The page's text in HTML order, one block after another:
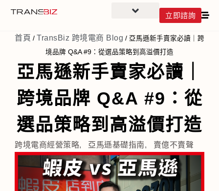
立即諮詢
首頁 / TransBiz 跨境電商 Blog / 亞馬遜新手賣家必讀｜跨
境品牌 Q&A #9：從選品策略到高溢價打造
亞馬遜新手賣家必讀｜
跨境品牌 Q&A #9：從
選品策略到高溢價打造
跨境電商經營策略, 亞馬遜基礎指南, 賣億不賣聲